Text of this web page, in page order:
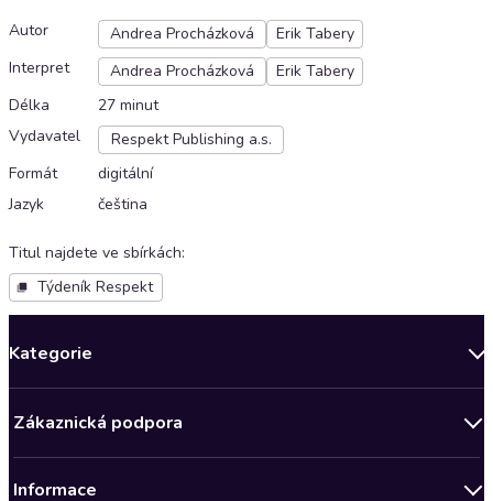
Autor Andrea Procházková
Erik Tabery
Interpret
Andrea Procházková
Erik Tabery
Délka
27 minut
Vydavatel
Respekt Publishing a.s.
Formát
digitální
Jazyk
čeština
Titul najdete ve sbírkách:
Týdeník Respekt
Kategorie
Bestsellery měsíce
Zákaznická podpora
Informace